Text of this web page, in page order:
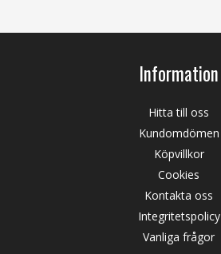
Information
Hitta till oss
Kundomdömen
Köpvillkor
Cookies
Kontakta oss
Integritetspolicy
Vanliga frågor